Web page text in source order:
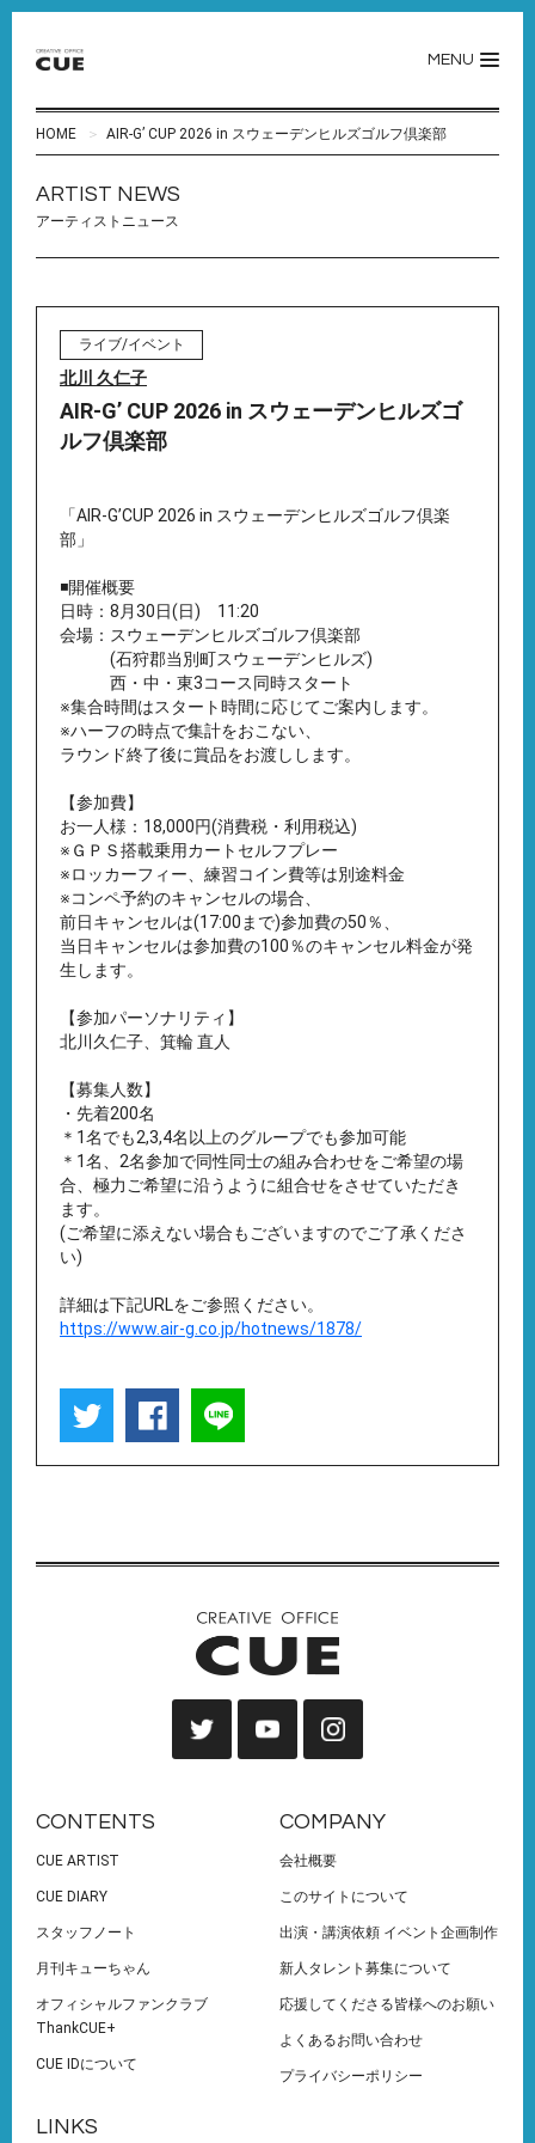
MENU
HOME AIR-G’ CUP 2026 in スウェーデンヒルズゴルフ倶楽部
ARTIST NEWS
アーティストニュース
ライブ/イベント
北川 久仁子
AIR-G’ CUP 2026 in スウェーデンヒルズゴ
ルフ倶楽部
「AIR-G’CUP 2026 in スウェーデンヒルズゴルフ倶楽
部」
◾️開催概要
日時：8月30日(日) 11:20
会場：スウェーデンヒルズゴルフ倶楽部
(石狩郡当別町スウェーデンヒルズ)
西・中・東3コース同時スタート
※集合時間はスタート時間に応じてご案内します。
※ハーフの時点で集計をおこない、
ラウンド終了後に賞品をお渡しします。
【参加費】
お一人様：18,000円(消費税・利用税込)
※ＧＰＳ搭載乗用カートセルフプレー
※ロッカーフィー、練習コイン費等は別途料金
※コンペ予約のキャンセルの場合、
前日キャンセルは(17:00まで)参加費の50％、
当日キャンセルは参加費の100％のキャンセル料金が発
生します。
【参加パーソナリティ】
北川久仁子、箕輪 直人
【募集人数】
・先着200名
＊1名でも2,3,4名以上のグループでも参加可能
＊1名、2名参加で同性同士の組み合わせをご希望の場
合、極力ご希望に沿うように組合せをさせていただき
ます。
(ご希望に添えない場合もございますのでご了承くださ
い)
詳細は下記URLをご参照ください。
https://www.air-g.co.jp/hotnews/1878/
CONTENTS
CUE ARTIST
CUE DIARY
スタッフノート
月刊キューちゃん
オフィシャルファンクラブ
ThankCUE+
CUE IDについて
COMPANY
会社概要
このサイトについて
出演・講演依頼 イベント企画制作
新人タレント募集について
応援してくださる皆様へのお願い
よくあるお問い合わせ
プライバシーポリシー
LINKS